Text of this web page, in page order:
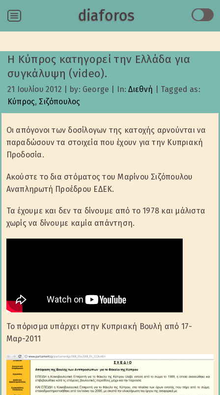
Menu diaforos
Η Κύπρος κατηγορεί την Ελλάδα για
συγκάλυψη (video).
21 Ιουλίου 2012 by: George In:Διεθνή
Tagged as:
Κύπρος, Σιζόπουλος
Οι απόγονοι των δοσίλογων της κατοχής αρνούνται να
παραδώσουν τα στοιχεία που έχουν για την Κυπριακή
Προδοσία.
Ακούστε το δια στόματος του Μαρίνου Σιζόπουλου
Αναπληρωτή Προέδρου ΕΔΕΚ.
Τα έχουμε και δεν τα δίνουμε από το 1978 και μάλιστα
χωρίς να δίνουμε καμία απάντηση.
Το πόρισμα υπάρχει στην Κυπριακή Βουλή από 17-
Μαρ-2011